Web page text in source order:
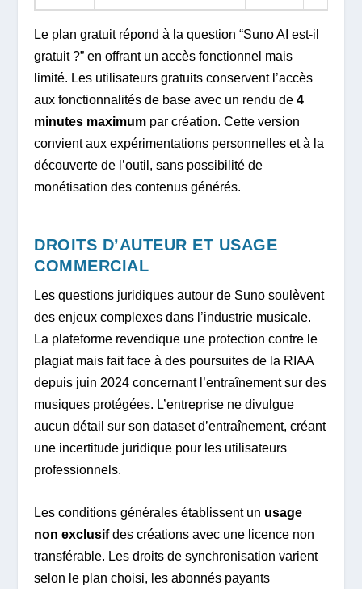
Le plan gratuit répond à la question “Suno AI est-il
gratuit ?” en offrant un accès fonctionnel mais
limité. Les utilisateurs gratuits conservent l’accès
aux fonctionnalités de base avec un rendu de4
minutes maximum par création. Cette version
convient aux expérimentations personnelles et à la
découverte de l’outil, sans possibilité de
monétisation des contenus générés.
DROITS D’AUTEUR ET USAGE
COMMERCIAL
Les questions juridiques autour de Suno soulèvent
des enjeux complexes dans l’industrie musicale.
La plateforme revendique une protection contre le
plagiat mais fait face à des poursuites de la RIAA
depuis juin 2024 concernant l’entraînement sur des
musiques protégées. L’entreprise ne divulgue
aucun détail sur son dataset d’entraînement, créant
une incertitude juridique pour les utilisateurs
professionnels.
Les conditions générales établissent un usage
non exclusifdes créations avec une licence non
transférable. Les droits de synchronisation varient
selon le plan choisi, les abonnés payants